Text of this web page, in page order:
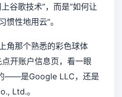
谷歌技术”，而是“如何让
性地用云”。
角那个熟悉的彩色球体
开账户信息页，看一眼
——是Google LLC，还是
Ltd.。